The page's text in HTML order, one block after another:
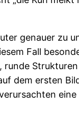
genauer zu
Fall
runde
dem ersten